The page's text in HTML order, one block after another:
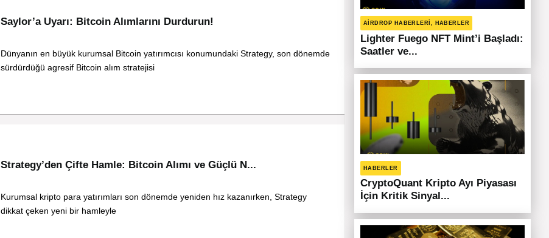
Saylor’a Uyarı: Bitcoin Alımlarını Durdurun!
Dünyanın en büyük kurumsal Bitcoin yatırımcısı konumundaki Strategy, son dönemde
sürdürdüğü agresif Bitcoin alım stratejisi
Strategy’den Çifte Hamle: Bitcoin Alımı ve Güçlü N...
Kurumsal kripto para yatırımları son dönemde yeniden hız kazanırken, Strategy
dikkat çeken yeni bir hamleyle
AIRDROP HABERLERI, HABERLER
Lighter Fuego NFT Mint’i Başladı:
Saatler ve...
HABERLER
CryptoQuant Kripto Ayı Piyasası
İçin Kritik Sinyal...